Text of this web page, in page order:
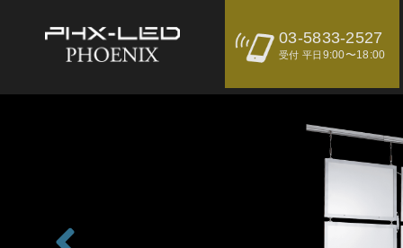
03-5833-2527
受付 平日 9:00〜18:00